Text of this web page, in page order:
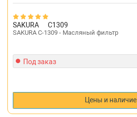
SAKURA C1309
SAKURA C-1309 - Масляный фильтр
Под заказ
Цены и наличие